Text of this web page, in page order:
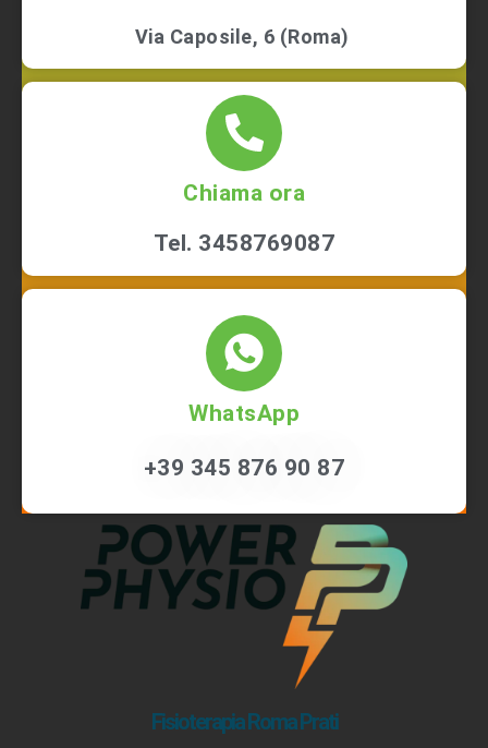
Via Caposile, 6 (Roma)
Chiama ora
Tel. 3458769087
WhatsApp
+39 345 876 90 87
Fisioterapia Roma Prati